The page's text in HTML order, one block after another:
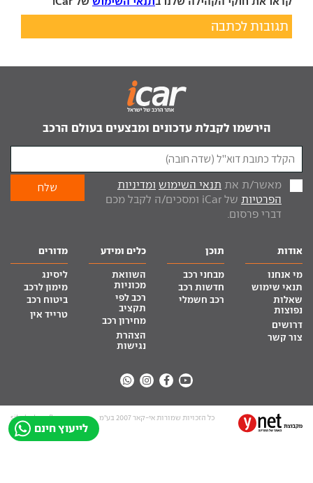
תגובות לכתבה
לייעוץ חינם
הירשמו לקבלת עדכונים ומבצעים בעולם הרכב
מאשר/ת את תנאי השימוש ומדיניות
הפרטיות
של iCar ומסכים/ה לקבל מכם
דברי פרסום.
אודות
מי אנחנו
תנאי שימוש
שאלות
נפוצות
דרושים
צור קשר
תוכן
מבחני רכב
חדשות רכב
רכב חשמלי
כלים ומידע
השוואת
מכוניות
רכב לפי
תקציב
מחירון רכב
הצהרת
נגישות
מדורים
ליסינג
מימון לרכב
ביטוח רכב
טרייד אין
כל הזכויות שמורות אי-קאר 2007 בע”מ site by tq.soft